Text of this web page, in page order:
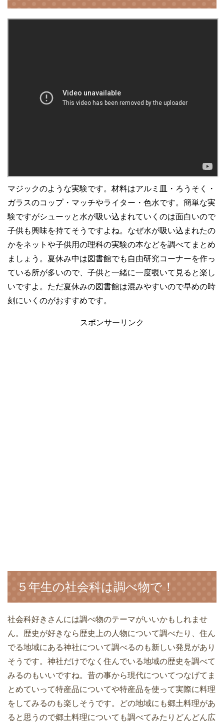
マジックのような実験です。材料はアルミ皿・ろうそく・
ガラスのコップ・マッチやライター・色水です。簡単な実
験ですがシューッと水が吸い込まれていくのは面白いので
子供も興味を持てそうですよね。なぜ水が吸い込まれたの
かをネットや子供用の理科の実験の本などを調べてまとめ
ましょう。夏休み中は図書館でも自由研究コーナーを作っ
ている所が多いので、子供と一緒に一度覗いて見ると楽し
いですよ。ただ夏休みの図書館は混みやすいので早めの時
刻にいくのがおすすめです。
スポンサーリンク
５年生の社会科は調べ物で！
社会科好きさんには調べ物のテーマがいいかもしれませ
ん。歴史が好きなら歴史上の人物について調べたり、住ん
でる地域にある神社について調べるのも新しい発見があり
そうです。神社だけでなく住んでいる地域の歴史を調べて
みるのもいいですね。昔の事から現代についてつなげてま
とめていって特産品についてや特産品を使って実際に料理
をしてみるのも楽しそうです。どの地域にも郷土料理があ
ると思うので郷土料理についても調べてみたりどんどん広